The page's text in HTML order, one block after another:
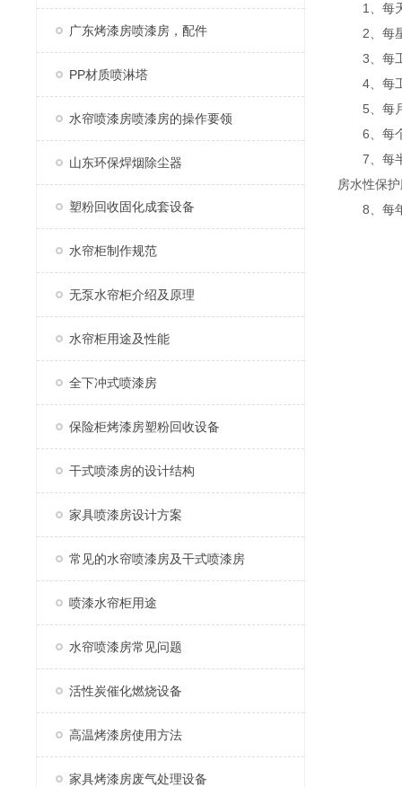
广东烤漆房喷漆房，配件
PP材质喷淋塔
水帘喷漆房喷漆房的操作要领
山东环保焊烟除尘器
塑粉回收固化成套设备
水帘柜制作规范
无泵水帘柜介绍及原理
水帘柜用途及性能
全下冲式喷漆房
保险柜烤漆房塑粉回收设备
干式喷漆房的设计结构
家具喷漆房设计方案
常见的水帘喷漆房及干式喷漆房
喷漆水帘柜用途
水帘喷漆房常见问题
活性炭催化燃烧设备
高温烤漆房使用方法
家具烤漆房废气处理设备
1、每天
2、每星
3、每工
4、每工
5、每月
6、每个
7、每半
房水性保
8、每年